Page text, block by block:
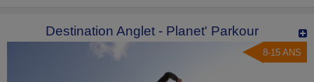
Destination Anglet - Planet' Parkour
8-15 ANS